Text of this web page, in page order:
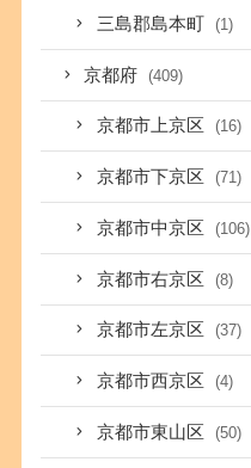
三島郡島本町 (1)
京都府 (409)
京都市上京区 (16)
京都市下京区 (71)
京都市中京区 (106)
京都市右京区 (8)
京都市左京区 (37)
京都市西京区 (4)
京都市東山区 (50)